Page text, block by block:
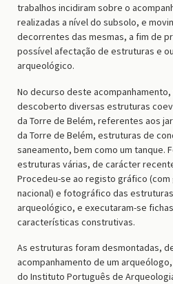
trabalhos incidiram sobre o
realizadas a nível do subsolo, e
decorrentes das mesmas, a fim de
possível afectação de estruturas e
arqueológico.
No decurso deste
descoberto diversas estruturas
da Torre de Belém, referentes aos
da Torre de Belém, estruturas de
saneamento, bem como um tanque.
estruturas várias, de carácter
Procedeu-se ao registo gráfico
nacional) e fotográfico das
arqueológico, e executaram-se
características construtivas.
As estruturas foram desmontadas,
acompanhamento de um
do Instituto Português de